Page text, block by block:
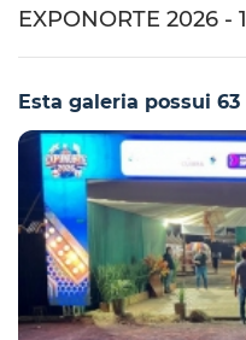
EXPONORTE 2026 -
Esta galeria possui 63